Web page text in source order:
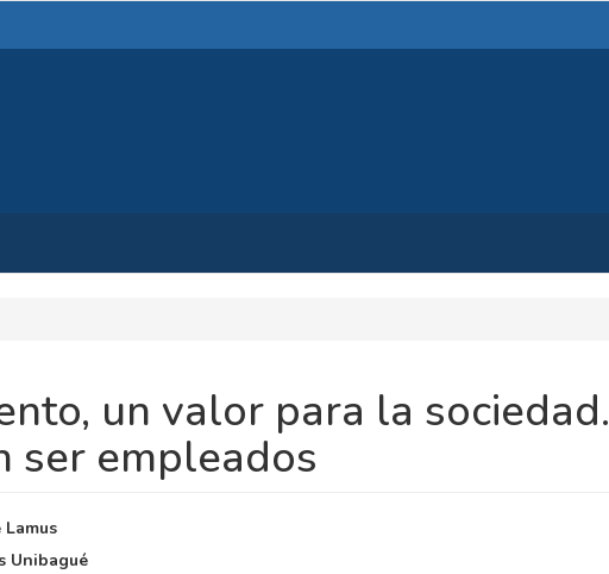
un valor para la sociedad.
ser empleados
Unibagué